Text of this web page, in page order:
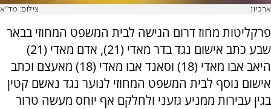
ארכיון צילום: מד''א
פרקליטות מחוז דרום הגישה לבית המשפט המחוזי בבאר
שבע כתב אישום נגד בדר מאדי (21), אדם מאדי (21)
היאב אבו מאדי (18) וסאנד אבו מאדי (18) מאעצם וכתב
אישום נוסף לבית המשפט המחוזי לנוער נגד נאשם קטין
בגין עבירות ממניע גזעני ולחלקם אף יוחס מעשה טרור